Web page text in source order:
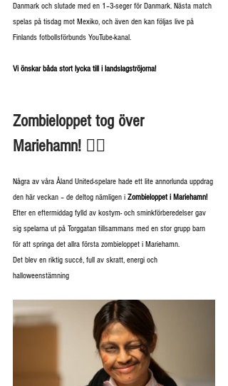
Danmark och slutade med en 1–3-seger för Danmark. Nästa match
spelas på tisdag mot Mexiko, och även den kan följas live på
Finlands fotbollsförbunds YouTube-kanal.
Vi önskar båda stort lycka till i landslagströjorna!
Zombieloppet tog över
Mariehamn! 🧟‍♀️
Några av våra Åland United-spelare hade ett lite annorlunda uppdrag
den här veckan – de deltog nämligen i Zombieloppet i Mariehamn!
Efter en eftermiddag fylld av kostym- och sminkförberedelser gav
sig spelarna ut på Torggatan tillsammans med en stor grupp barn
för att springa det allra första zombieloppet i Mariehamn.
Det blev en riktig succé, full av skratt, energi och
halloweenstämning